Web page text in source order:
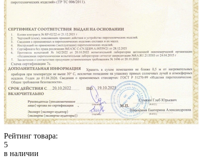
Рейтинг товара:
5
в наличии